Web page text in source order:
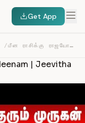
Get App
/ மீன ராசிக்கு ராஜயோகம் தரும் முருகன் | MEENAM | JEEVITHA… — TRANSCRIPT
| Jeevitha